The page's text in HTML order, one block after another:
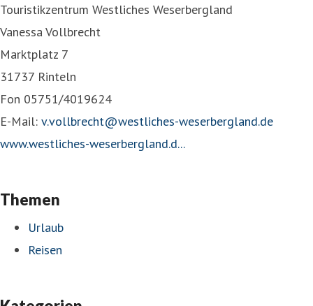
Touristikzentrum Westliches Weserbergland
Vanessa Vollbrecht
Marktplatz 7
31737 Rinteln
Fon 05751/4019624
E-Mail: v.vollbrecht@westliches-weserbergland.de
www.westliches-weserbergland.d...
Themen
Urlaub
Reisen